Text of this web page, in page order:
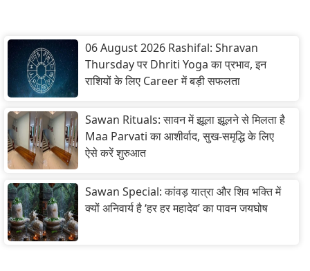
06 August 2026 Rashifal: Shravan
Thursday पर Dhriti Yoga का प्रभाव, इन
राशियों के लिए Career में बड़ी सफलता
Sawan Rituals: सावन में झूला झूलने से मिलता है
Maa Parvati का आशीर्वाद, सुख-समृद्धि के लिए
ऐसे करें शुरुआत
Sawan Special: कांवड़ यात्रा और शिव भक्ति में
क्यों अनिवार्य है ‘हर हर महादेव’ का पावन जयघोष